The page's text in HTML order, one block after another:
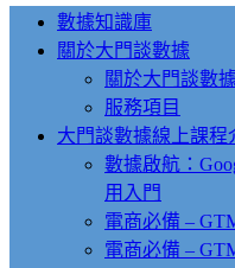
數據知識庫
關於大門談數據
關於大門談數據
服務項目
大門談數據線上課程
數據啟航：
用入門
電商必備 –
電商必備 –